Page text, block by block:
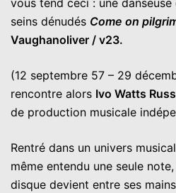
vous tend ceci : une danseuse
seins dénudés Come on
Vaughanoliver / v23.
(12 septembre 57 – 29
rencontre alors Ivo Watts
de production musicale
Rentré dans un univers
même entendu une seule
disque devient entre ses